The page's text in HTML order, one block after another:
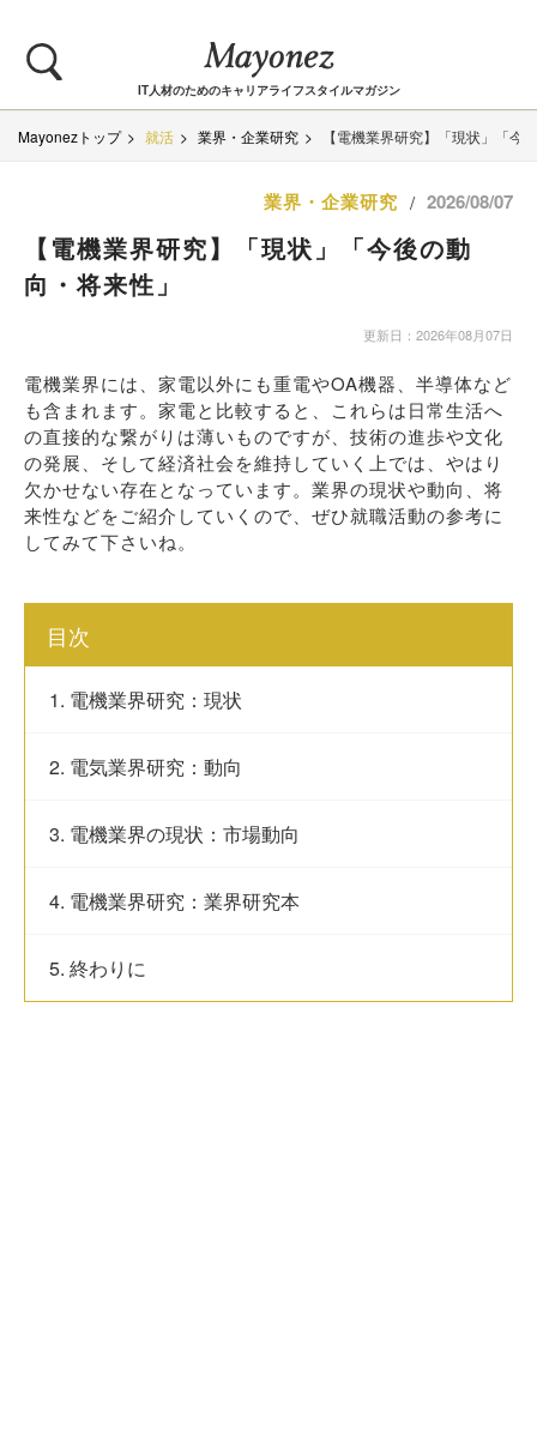
IT人材のためのキャリアライフスタイルマガジン
Mayonezトップ 就活 業界・企業研究 【電機業界研究】「現状」「今
業界・企業研究 / 2026/08/07
【電機業界研究】「現状」「今後の動
向・将来性」
更新日：2026年08月07日
電機業界には、家電以外にも重電やOA機器、半導体など
も含まれます。家電と比較すると、これらは日常生活へ
の直接的な繋がりは薄いものですが、技術の進歩や文化
の発展、そして経済社会を維持していく上では、やはり
欠かせない存在となっています。業界の現状や動向、将
来性などをご紹介していくので、ぜひ就職活動の参考に
してみて下さいね。
目次
1. 電機業界研究：現状
2. 電気業界研究：動向
3. 電機業界の現状：市場動向
4. 電機業界研究：業界研究本
5. 終わりに